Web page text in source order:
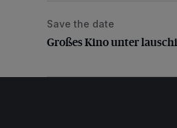
Großes Kino unter
Save the date
Großes Kino unter